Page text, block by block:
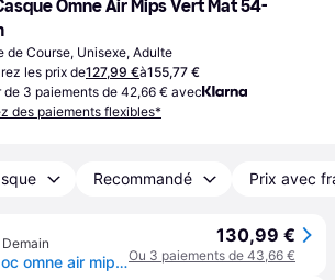
Omne Air Mips Vert Mat 54-
de Course, Unisexe, Adulte
les prix de127,99 €à155,77 €
de 3 paiements de 42,66 € avec
des paiements flexibles*
Recommandé Prix avec
Demain
Casque route poc omne air mips vert fonce
130,99 €
Ou 3 paiements de 43,66 €